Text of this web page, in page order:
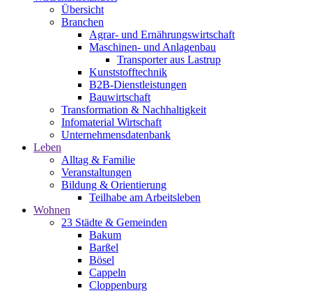
Übersicht
Branchen
Agrar- und Ernährungswirtschaft
Maschinen- und Anlagenbau
Transporter aus Lastrup
Kunststofftechnik
B2B-Dienstleistungen
Bauwirtschaft
Transformation & Nachhaltigkeit
Infomaterial Wirtschaft
Unternehmensdatenbank
Leben
Alltag & Familie
Veranstaltungen
Bildung & Orientierung
Teilhabe am Arbeitsleben
Wohnen
23 Städte & Gemeinden
Bakum
Barßel
Bösel
Cappeln
Cloppenburg